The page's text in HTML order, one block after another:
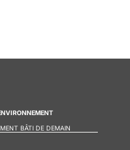
BÂTI DE DEMAIN